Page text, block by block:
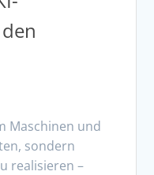
Maschinen und
sondern
realisieren –